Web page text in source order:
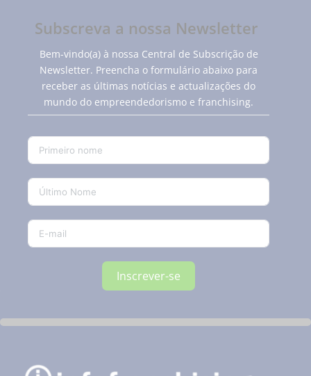
Subscreva a nossa Newsletter
Bem-vindo(a) à nossa Central de Subscrição de
Newsletter. Preencha o formulário abaixo para
receber as últimas notícias e actualizações do
mundo do empreendedorismo e franchising.
Inscrever-se